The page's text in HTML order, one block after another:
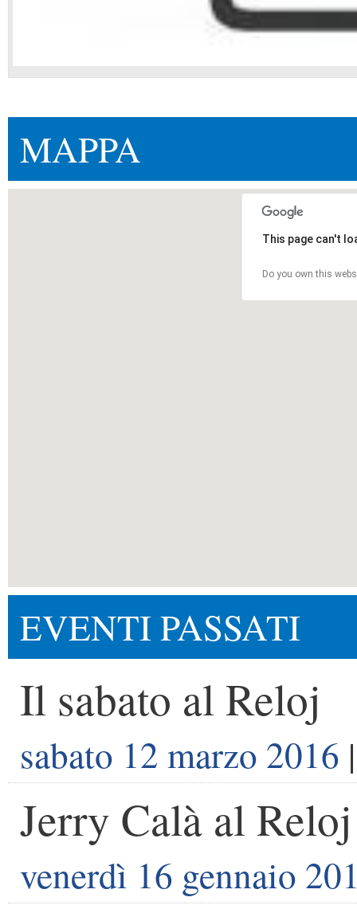
MAPPA
This page can't
Do you own this
EVENTI PASSATI
Il sabato al Reloj
sabato 12 marzo 2016
Jerry Calà al Reloj
venerdì 16 gennaio